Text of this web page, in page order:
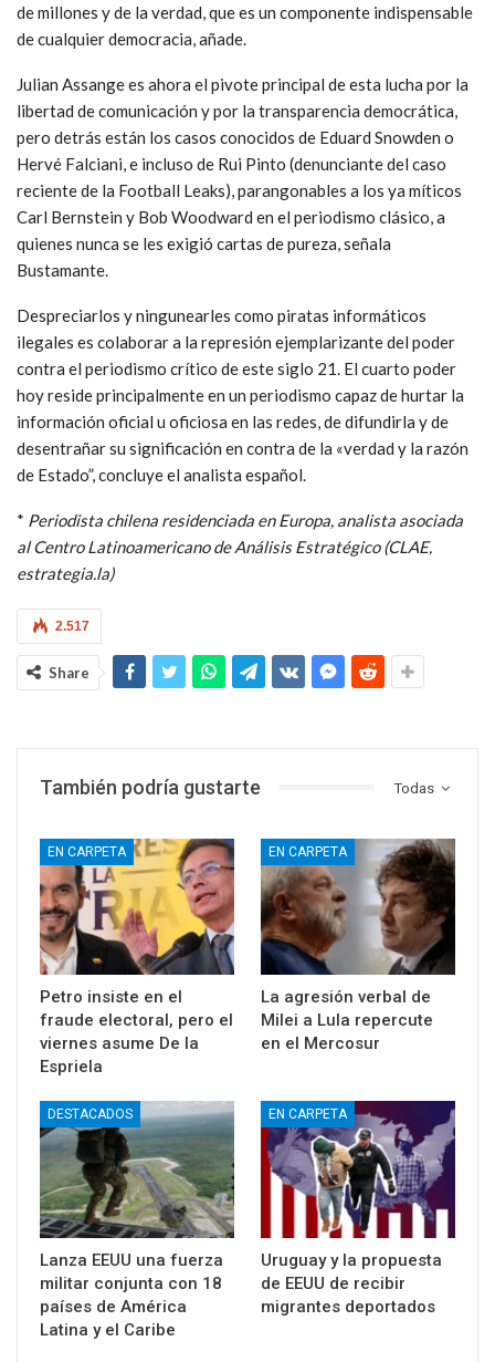
de millones y de la verdad, que es un componente indispensable
de cualquier democracia, añade.
Julian Assange es ahora el pivote principal de esta lucha por la
libertad de comunicación y por la transparencia democrática,
pero detrás están los casos conocidos de Eduard Snowden o
Hervé Falciani, e incluso de Rui Pinto (denunciante del caso
reciente de la Football Leaks), parangonables a los ya míticos
Carl Bernstein y Bob Woodward en el periodismo clásico, a
quienes nunca se les exigió cartas de pureza, señala
Bustamante.
Despreciarlos y ningunearles como piratas informáticos
ilegales es colaborar a la represión ejemplarizante del poder
contra el periodismo crítico de este siglo 21. El cuarto poder
hoy reside principalmente en un periodismo capaz de hurtar la
información oficial u oficiosa en las redes, de difundirla y de
desentrañar su significación en contra de la «verdad y la razón
de Estado”, concluye el analista español.
* Periodista chilena residenciada en Europa, analista asociada
al Centro Latinoamericano de Análisis Estratégico (CLAE,
estrategia.la)
2.517
Share
Todas
También podría gustarte
EN CARPETA
Petro insiste en el
fraude electoral, pero el
viernes asume De la
Espriela
EN CARPETA
La agresión verbal de
Milei a Lula repercute
en el Mercosur
DESTACADOS
Lanza EEUU una fuerza
militar conjunta con 18
países de América
Latina y el Caribe
EN CARPETA
Uruguay y la propuesta
de EEUU de recibir
migrantes deportados